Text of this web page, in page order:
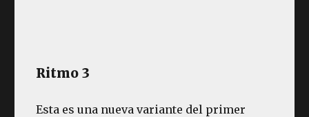
Ritmo 3
Esta es una nueva variante del primer